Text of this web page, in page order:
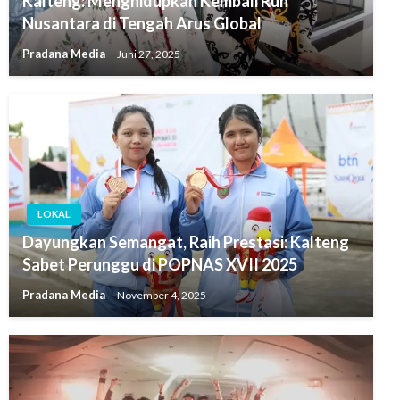
Nusantara di Tengah Arus Global
Pradana Media Juni 27, 2025
LOKAL
Dayungkan Semangat, Raih Prestasi: Kalteng
Sabet Perunggu di POPNAS XVII 2025
Pradana Media November 4, 2025